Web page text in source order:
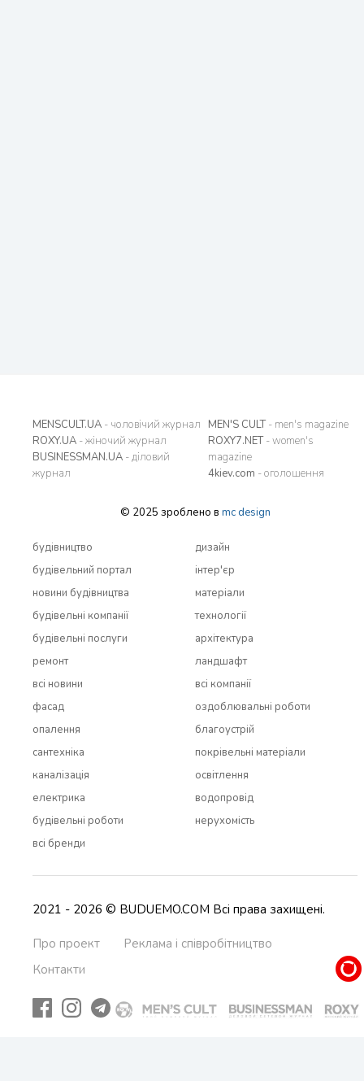
MENSCULT.UA - чоловічий журнал
ROXY.UA - жіночий журнал
BUSINESSMAN.UA - діловий
журнал
MEN'S CULT- men's magazine
ROXY7.NET- women's
magazine
4kiev.com - оголошення
© 2025 зроблено в mc design
будівництво
будівельний портал
новини будівництва
будівельні компанії
будівельні послуги
ремонт
всi новини
дизайн
інтер'єр
матеріали
технології
архітектура
ландшафт
всi компанії
фасад
опалення
сантехніка
каналізація
електрика
будівельні роботи
всi бренди
оздоблювальні роботи
благоустрій
покрівельні матеріали
освітлення
водопровід
нерухомість
2021 - 2026 © BUDUEMO.COM Всі права захищені.
Про проект
Реклама і співробітництво
Контакти